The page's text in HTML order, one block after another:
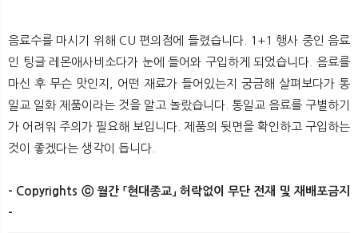
음료수를 마시기 위해 CU 편의점에 들렸습니다. 1+1 행사 중인 음료
인 팅글 레몬애사비소다가 눈에 들어와 구입하게 되었습니다. 음료를
마신 후 무슨 맛인지, 어떤 재료가 들어있는지 궁금해 살펴보다가 통
일교 일화 제품이라는 것을 알고 놀랐습니다. 통일교 음료를 구별하기
가 어려워 주의가 필요해 보입니다. 제품의 뒷면을 확인하고 구입하는
것이 좋겠다는 생각이 듭니다.
- Copyrights ⓒ 월간 「현대종교」 허락없이 무단 전재 및 재배포금지
-